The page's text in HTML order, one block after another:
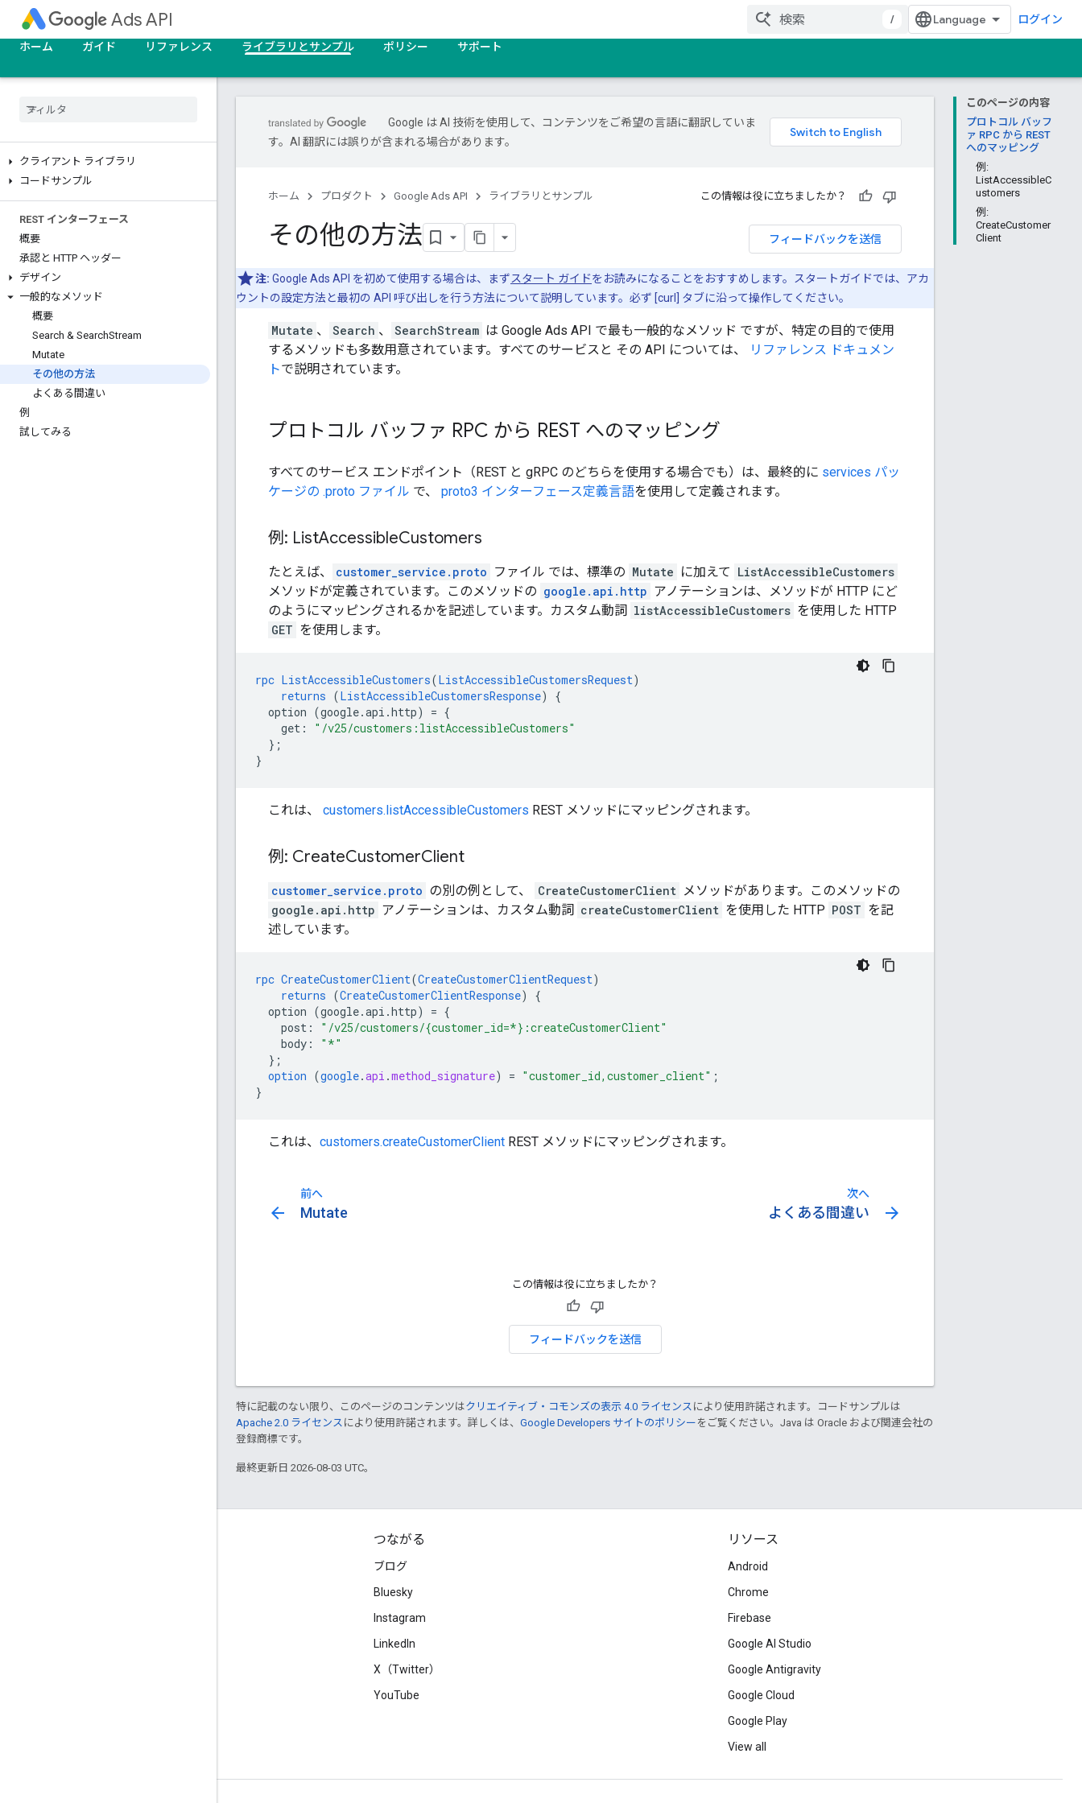
Ads API / ログイン
ホーム ガイド リファレンス ライブラリとサンプル ポリシー サポート
クライアント ライブラリ
コードサンプル
REST インターフェース
概要
承認と HTTP ヘッダー
デザイン
一般的なメソッド
概要
Search & SearchStream
Mutate
その他の方法
よくある間違い
例
試してみる
このページの内容
プロトコル バッフ
ァ RPC から REST
へのマッピング
例:
ListAccessibleC
ustomers
例:
CreateCustomer
Client
Google は AI 技術を使用して、コンテンツをご希望の言語に翻訳していま
す。AI 翻訳には誤りが含まれる場合があります。
ホーム プロダクト Google Ads API ライブラリとサンプル この情報は役に立ちましたか？
フィードバックを送信
その他の方法
注: Google Ads API を初めて使用する場合は、まずスタート ガイドをお読みになることをおすすめします。スタートガイドでは、アカ
ウントの設定方法と最初の API 呼び出しを行う方法について説明しています。必ず [curl] タブに沿って操作してください。
Mutate 、 Search 、 SearchStream は Google Ads API で最も一般的なメソッド ですが、特定の目的で使用
するメソッドも多数用意されています。すべてのサービスと その API については、
リファレンス ドキュメン
トで説明されています。
プロトコル バッファ RPC から REST へのマッピング
すべてのサービス エンドポイント（REST と gRPC のどちらを使用する場合でも）は、最終的に services パッ
ケージの .proto ファイル で、 proto3 インターフェース定義言語を使用して定義されます。
例: ListAccessibleCustomers
たとえば、 customer_service.proto ファイル では、標準の Mutate に加えて ListAccessibleCustomers
メソッドが定義されています。このメソッドの google.api.http アノテーションは、メソッドが HTTP にど
のようにマッピングされるかを記述しています。カスタム動詞 listAccessibleCustomers を使用した HTTP
GET を使用します。
rpc ListAccessibleCustomers(ListAccessibleCustomersRequest)
returns (ListAccessibleCustomersResponse)
{
option (google.api.http) = {
get :
"/v25/customers:listAccessibleCustomers"
} ;
}
これは、 customers.listAccessibleCustomers REST メソッドにマッピングされます。
例: CreateCustomerClient
customer_service.proto の別の例として、 CreateCustomerClient メソッドがあります。このメソッドの
google.api.http アノテーションは、カスタム動詞 createCustomerClient を使用した HTTP POST を記
述しています。
rpc CreateCustomerClient(CreateCustomerClientRequest)
returns (CreateCustomerClientResponse)
{
option (google.api.http) = {
post :
"/v25/customers/{customer_id=*}:createCustomerClient"
body :
"*"
} ;
option (google.api .method_signature) = "customer_id,customer_client" ;
}
これは、 customers.createCustomerClient REST メソッドにマッピングされます。
前へ
arrow_back Mutate
次へ
よくある間違い arrow_forward
この情報は役に立ちましたか？
フィードバックを送信
特に記載のない限り、このページのコンテンツはクリエイティブ・コモンズの表示 4.0 ライセンス により使用許諾されます。コードサンプルは
Apache 2.0 ライセンス により使用許諾されます。詳しくは、 Google Developers サイトのポリシー をご覧ください。Java は Oracle および関連会社の
登録商標です。
最終更新日 2026-08-03 UTC。
つながる
ブログ
Bluesky
Instagram
LinkedIn
X（Twitter）
YouTube
リソース
Android
Chrome
Firebase
Google AI Studio
Google Antigravity
Google Cloud
Google Play
View all